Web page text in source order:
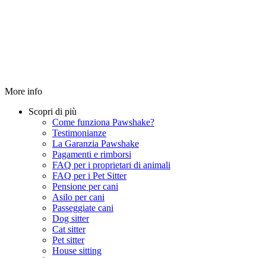
More info
Scopri di più
Come funziona Pawshake?
Testimonianze
La Garanzia Pawshake
Pagamenti e rimborsi
FAQ per i proprietari di animali
FAQ per i Pet Sitter
Pensione per cani
Asilo per cani
Passeggiate cani
Dog sitter
Cat sitter
Pet sitter
House sitting